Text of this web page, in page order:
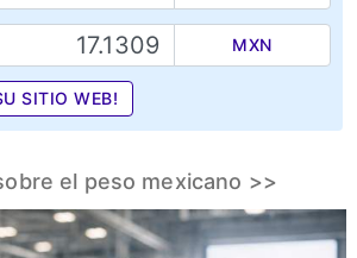
MXN
SITIO WEB!
el peso mexicano >>